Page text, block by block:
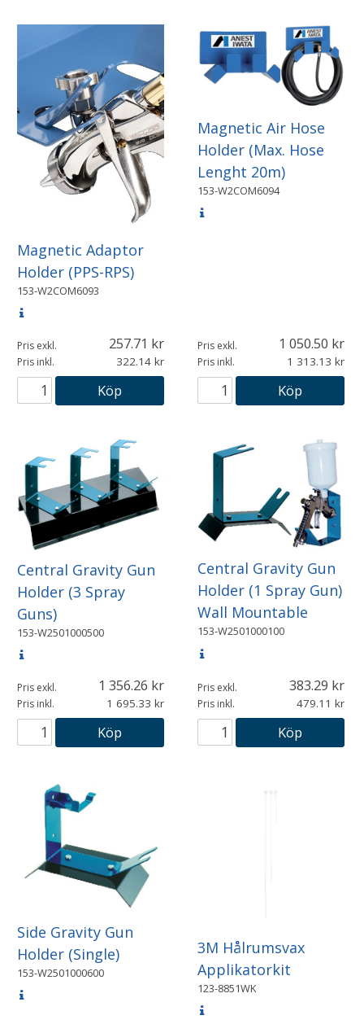
Magnetic Adaptor
Holder (PPS-RPS)
153-W2COM6093
Pris exkl. 257.71
Pris inkl. 322.14
Köp
Magnetic Air Hose
Holder (Max. Hose
Lenght 20m)
153-W2COM6094
Pris exkl. 1 050.50
Pris inkl. 1 313.13
Köp
Central Gravity Gun
Holder (3 Spray
Guns)
153-W2501000500
Pris exkl. 1 356.26
Pris inkl. 1 695.33
Köp
Central Gravity Gun
Holder (1 Spray Gun)
Wall Mountable
153-W2501000100
Pris exkl. 383.29
Pris inkl. 479.11
Köp
Side Gravity Gun
Holder (Single)
153-W2501000600
3M Hålrumsvax
Applikatorkit
123-8851WK